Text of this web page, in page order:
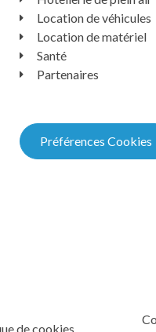
Location de véhicules
Location de matériel
Santé
Partenaires
Préférences Cookies
de cookies